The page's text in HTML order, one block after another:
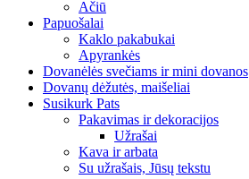
Ačiū
Papuošalai
Kaklo pakabukai
Apyrankės
Dovanėlės svečiams ir mini dovanos
Dovanų dėžutės, maišeliai
Susikurk Pats
Pakavimas ir dekoracijos
Užrašai
Kava ir arbata
Su užrašais, Jūsų tekstu